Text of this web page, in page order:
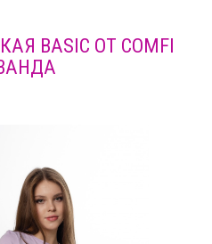
BASIC ОТ COMFI